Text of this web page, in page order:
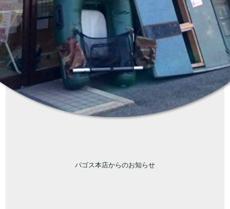
パゴス本店からのお知らせ